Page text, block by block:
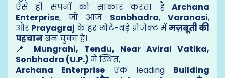
ऐसे ही सपनों को साकार करता है Archana
Enterprise, जो आज Sonbhadra, Varanasi,
और Prayagraj के हर छोटे-बड़े प्रोजेक्ट मेंमज़बूती की
पहचानबन चुका है।
📍 Mungrahi, Tendu, Near Aviral Vatika,
Sonbhadra (U.P.) में स्थित,
Archana Enterprise एक leading Building